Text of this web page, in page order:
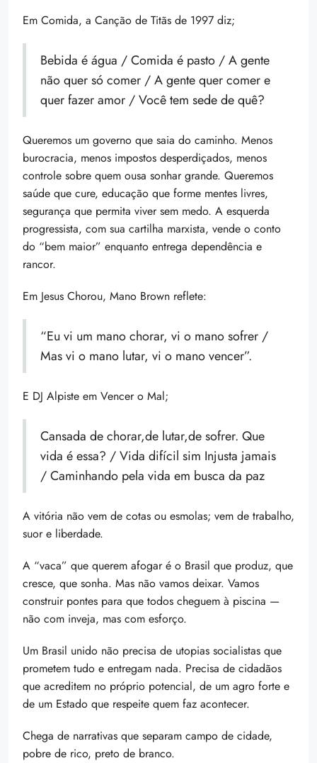
Em Comida, a Canção de Titãs de 1997 diz;
Bebida é água / Comida é pasto / A gente
não quer só comer / A gente quer comer e
quer fazer amor / Você tem sede de quê?
Queremos um governo que saia do caminho. Menos
burocracia, menos impostos desperdiçados, menos
controle sobre quem ousa sonhar grande. Queremos
saúde que cure, educação que forme mentes livres,
segurança que permita viver sem medo. A esquerda
progressista, com sua cartilha marxista, vende o conto
do “bem maior” enquanto entrega dependência e
rancor.
Em Jesus Chorou, Mano Brown reflete:
“Eu vi um mano chorar, vi o mano sofrer /
Mas vi o mano lutar, vi o mano vencer”.
E DJ Alpiste em Vencer o Mal;
Cansada de chorar,de lutar,de sofrer. Que
vida é essa? / Vida difícil sim Injusta jamais
/ Caminhando pela vida em busca da paz
A vitória não vem de cotas ou esmolas; vem de trabalho,
suor e liberdade.
A “vaca” que querem afogar é o Brasil que produz, que
cresce, que sonha. Mas não vamos deixar. Vamos
construir pontes para que todos cheguem à piscina —
não com inveja, mas com esforço.
Um Brasil unido não precisa de utopias socialistas que
prometem tudo e entregam nada. Precisa de cidadãos
que acreditem no próprio potencial, de um agro forte e
de um Estado que respeite quem faz acontecer.
Chega de narrativas que separam campo de cidade,
pobre de rico, preto de branco.